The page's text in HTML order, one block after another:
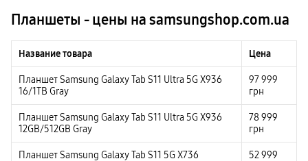
Планшеты - цены на samsungshop.com.ua
Название товара Цена
Планшет Samsung Galaxy Tab S11 Ultra 5G X936
16/1TB Gray
97 999
грн
Планшет Samsung Galaxy Tab S11 Ultra 5G X936
12GB/512GB Gray
78 999
грн
Планшет Samsung Galaxy Tab S11 5G X736 52 999